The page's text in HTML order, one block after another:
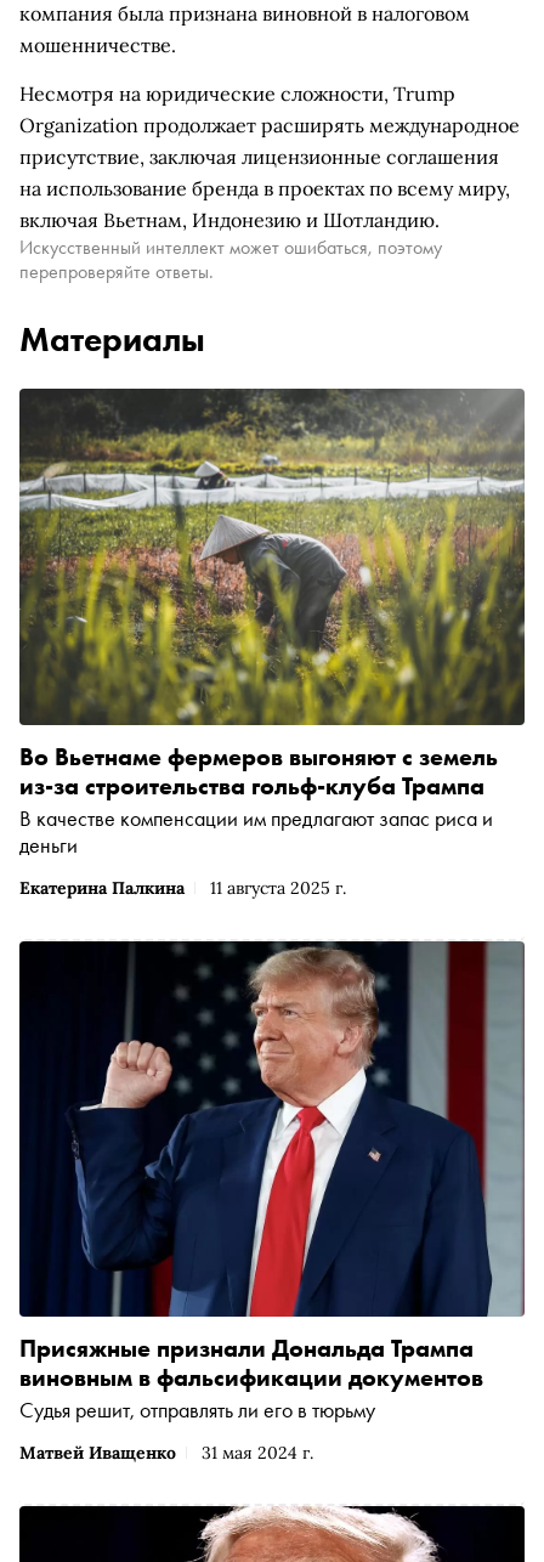
компания была признана виновной в налоговом
мошенничестве.
Несмотря на юридические сложности, Trump
Organization продолжает расширять международное
присутствие, заключая лицензионные соглашения
на использование бренда в проектах по всему миру,
включая Вьетнам, Индонезию и Шотландию.
Искусственный интеллект может ошибаться, поэтому
перепроверяйте ответы.
Материалы
Екатерина Палкина 11 августа 2025 г.
Во Вьетнаме фермеров выгоняют с земель
из-за строительства гольф-клуба Трампа
В качестве компенсации им предлагают запас риса и
деньги
Матвей Иващенко 31 мая 2024 г.
Присяжные признали Дональда Трампа
виновным в фальсификации документов
Судья решит, отправлять ли его в тюрьму